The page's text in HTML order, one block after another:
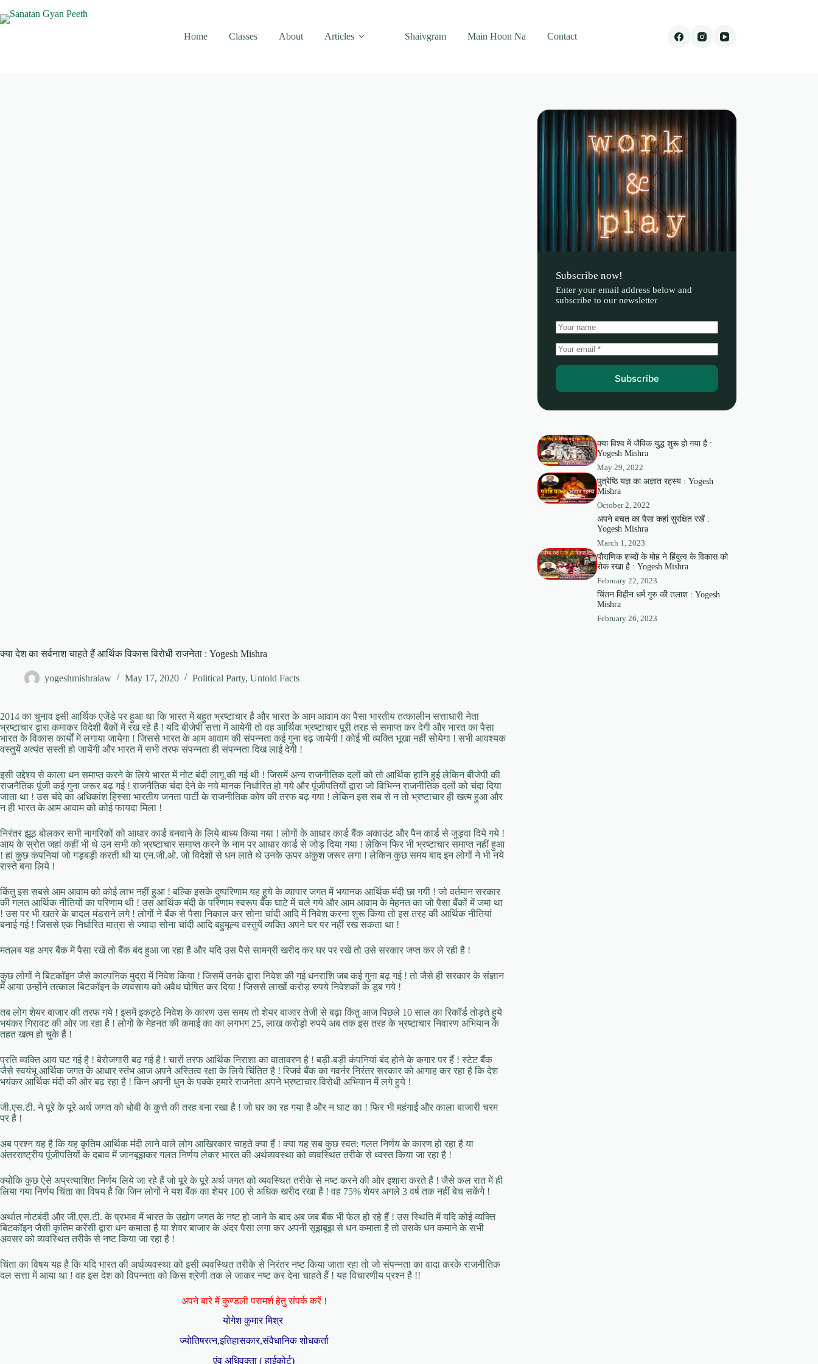
to
content
Home
Classes About Articles Shaivgram Main Hoon Na Contact
क्या देश का सर्वनाश चाहते हैं आर्थिक विकास विरोधी राजनेता : Yogesh Mishra
yogeshmishralaw May 17, 2020 Political Party, Untold Facts
2014 का चुनाव इसी आर्थिक एजेंडे पर हुआ था कि भारत में बहुत भ्रष्टाचार है और भारत के आम आवाम का पैसा भारतीय तत्कालीन सत्ताधारी नेता
भ्रष्टाचार द्वारा कमाकर विदेशी बैंकों में रख रहे हैं ! यदि बीजेपी सत्ता में आयेगी तो वह आर्थिक भ्रष्टाचार पूरी तरह से समाप्त कर देगी और भारत का पैसा
भारत के विकास कार्यों में लगाया जायेगा ! जिससे भारत के आम आवाम की संपन्नता कई गुना बढ़ जायेगी ! कोई भी व्यक्ति भूखा नहीं सोयेगा ! सभी आवश्यक
वस्तुयें अत्यंत सस्ती हो जायेंगी और भारत में सभी तरफ संपन्नता ही संपन्नता दिख लाई देगी !
इसी उद्देश्य से काला धन समाप्त करने के लिये भारत में नोट बंदी लागू की गई थी ! जिसमें अन्य राजनीतिक दलों को तो आर्थिक हानि हुई लेकिन बीजेपी की
राजनैतिक पूंजी कई गुना जरूर बढ़ गई ! राजनैतिक चंदा देने के नये मानक निर्धारित हो गये और पूंजीपतियों द्वारा जो विभिन्न राजनीतिक दलों को चंदा दिया
जाता था ! उस चंदे का अधिकांश हिस्सा भारतीय जनता पार्टी के राजनीतिक कोष की तरफ बढ़ गया ! लेकिन इस सब से न तो भ्रष्टाचार ही खत्म हुआ और
न ही भारत के आम आवाम को कोई फायदा मिला !
निरंतर झूठ बोलकर सभी नागरिकों को आधार कार्ड बनवाने के लिये बाध्य किया गया ! लोगों के आधार कार्ड बैंक अकाउंट और पैन कार्ड से जुड़वा दिये गये !
आय के स्रोत जहां कहीं भी थे उन सभी को भ्रष्टाचार समाप्त करने के नाम पर आधार कार्ड से जोड़ दिया गया ! लेकिन फिर भी भ्रष्टाचार समाप्त नहीं हुआ
! हां कुछ कंपनियां जो गड़बड़ी करती थी या एन.जी.ओ. जो विदेशों से धन लाते थे उनके ऊपर अंकुश जरूर लगा ! लेकिन कुछ समय बाद इन लोगों ने भी नये
रास्ते बना लिये !
किंतु इस सबसे आम आवाम को कोई लाभ नहीं हुआ ! बल्कि इसके दुष्परिणाम यह हुये के व्यापार जगत में भयानक आर्थिक मंदी छा गयी ! जो वर्तमान सरकार
की गलत आर्थिक नीतियों का परिणाम थी ! उस आर्थिक मंदी के परिणाम स्वरूप बैंक घाटे में चले गये और आम आवाम के मेहनत का जो पैसा बैंकों में जमा था
! उस पर भी खतरे के बादल मंडराने लगे ! लोगों ने बैंक से पैसा निकाल कर सोना चांदी आदि में निवेश करना शुरू किया तो इस तरह की आर्थिक नीतियां
बनाई गई ! जिससे एक निर्धारित मात्रा से ज्यादा सोना चांदी आदि बहुमूल्य वस्तुयें व्यक्ति अपने घर पर नहीं रख सकता था !
मतलब यह अगर बैंक में पैसा रखें तो बैंक बंद हुआ जा रहा है और यदि उस पैसे सामग्री खरीद कर घर पर रखें तो उसे सरकार जप्त कर ले रही है !
कुछ लोगों ने बिटकॉइन जैसे काल्पनिक मुद्रा में निवेश किया ! जिसमें उनके द्वारा निवेश की गई धनराशि जब कई गुना बढ़ गई ! तो जैसे ही सरकार के संज्ञान
में आया उन्होंने तत्काल बिटकॉइन के व्यवसाय को अवैध घोषित कर दिया ! जिससे लाखों करोड़ रुपये निवेशकों के डूब गये !
तब लोग शेयर बाजार की तरफ गये ! इसमें इकट्ठे निवेश के कारण उस समय तो शेयर बाजार तेजी से बढ़ा किंतु आज पिछले 10 साल का रिकॉर्ड तोड़ते हुये
भयंकर गिरावट की ओर जा रहा है ! लोगों के मेहनत की कमाई का का लगभग 25, लाख करोड़ो रुपये अब तक इस तरह के भ्रष्टाचार निवारण अभियान के
तहत खत्म हो चुके हैं !
प्रति व्यक्ति आय घट गई है ! बेरोजगारी बढ़ गई है ! चारों तरफ आर्थिक निराशा का वातावरण है ! बड़ी-बड़ी कंपनियां बंद होने के कगार पर हैं ! स्टेट बैंक
जैसे स्वयंभू आर्थिक जगत के आधार स्तंभ आज अपने अस्तित्व रक्षा के लिये चिंतित है ! रिजर्व बैंक का गवर्नर निरंतर सरकार को आगाह कर रहा है कि देश
भयंकर आर्थिक मंदी की ओर बढ़ रहा है ! किन अपनी धुन के पक्के हमारे राजनेता अपने भ्रष्टाचार विरोधी अभियान में लगे हुये !
जी.एस.टी. ने पूरे के पूरे अर्थ जगत को धोबी के कुत्ते की तरह बना रखा है ! जो घर का रह गया है और न घाट का ! फिर भी महंगाई और काला बाजारी चरम
पर है !
अब प्रश्न यह है कि यह कृतिम आर्थिक मंदी लाने वाले लोग आखिरकार चाहते क्या हैं ! क्या यह सब कुछ स्वत: गलत निर्णय के कारण हो रहा है या
अंतरराष्ट्रीय पूंजीपतियों के दबाव में जानबूझकर गलत निर्णय लेकर भारत की अर्थव्यवस्था को व्यवस्थित तरीके से ध्वस्त किया जा रहा है !
क्योंकि कुछ ऐसे अप्रत्याशित निर्णय लिये जा रहे हैं जो पूरे के पूरे अर्थ जगत को व्यवस्थित तरीके से नष्ट करने की ओर इशारा करते हैं ! जैसे कल रात में ही
लिया गया निर्णय चिंता का विषय है कि जिन लोगों ने यश बैंक का शेयर 100 से अधिक खरीद रखा है ! वह 75% शेयर अगले 3 वर्ष तक नहीं बेच सकेंगे !
अर्थात नोटबंदी और जी.एस.टी. के प्रभाव में भारत के उद्योग जगत के नष्ट हो जाने के बाद अब जब बैंक भी फेल हो रहे हैं ! उस स्थिति में यदि कोई व्यक्ति
बिटकॉइन जैसी कृतिम करेंसी द्वारा धन कमाता है या शेयर बाजार के अंदर पैसा लगा कर अपनी सूझबूझ से धन कमाता है तो उसके धन कमाने के सभी
अवसर को व्यवस्थित तरीके से नष्ट किया जा रहा है !
चिंता का विषय यह है कि यदि भारत की अर्थव्यवस्था को इसी व्यवस्थित तरीके से निरंतर नष्ट किया जाता रहा तो जो संपन्नता का वादा करके राजनीतिक
दल सत्ता में आया था ! वह इस देश को विपन्नता को किस श्रेणी तक ले जाकर नष्ट कर देना चाहते हैं ! यह विचारणीय प्रश्न है !!
अपने बारे में कुण्डली परामर्श हेतु संपर्क करें !
योगेश कुमार मिश्र
ज्योतिषरत्न,इतिहासकार,संवैधानिक शोधकर्ता
एंव अधिवक्ता ( हाईकोर्ट)
Subscribe now!
Enter your email address below and
subscribe to our newsletter
Subscribe
क्या विश्व में जैविक युद्ध शुरू हो गया है :
Yogesh Mishra
May 29, 2022
पुत्रेष्ठि यज्ञ का अज्ञात रहस्य : Yogesh
Mishra
October 2, 2022
अपने बचत का पैसा कहां सुरक्षित रखें :
Yogesh Mishra
March 1, 2023
पौराणिक शब्दों के मोह ने हिंदुत्व के विकास को
रोक रखा है : Yogesh Mishra
February 22, 2023
चिंतन विहीन धर्म गुरु की तलाश : Yogesh
Mishra
February 26, 2023